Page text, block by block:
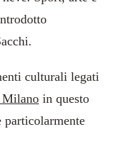
culturali legati
Milano in questo
particolarmente